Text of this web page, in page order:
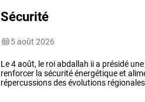
Sécurité
5 août 2026
Le 4 août, le roi abdallah ii a présidé
renforcer la sécurité énergétique et
répercussions des évolutions